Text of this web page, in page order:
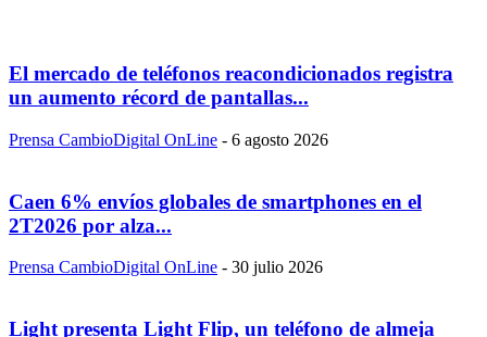
El mercado de teléfonos reacondicionados registra
un aumento récord de pantallas...
Prensa CambioDigital OnLine - 6 agosto 2026
Caen 6% envíos globales de smartphones en el
2T2026 por alza...
Prensa CambioDigital OnLine - 30 julio 2026
Light presenta Light Flip, un teléfono de almeja